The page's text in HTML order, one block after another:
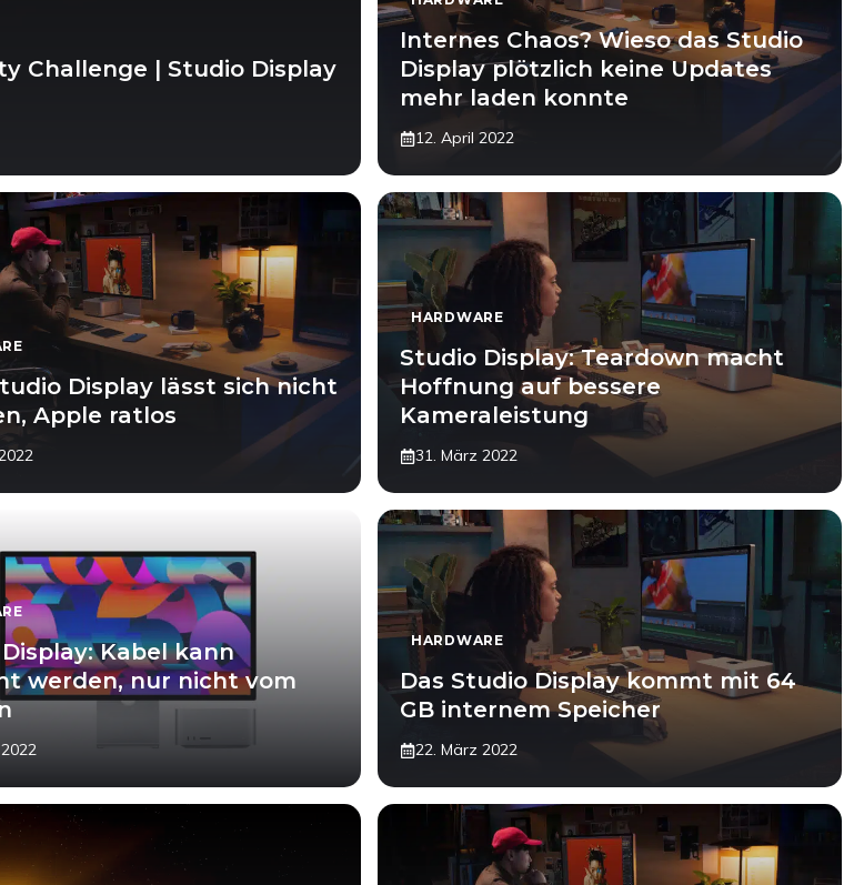
Challenge | Studio Display
Internes Chaos? Wieso das Studio
Display plötzlich keine Updates
mehr laden konnte
12. April 2022
Display lässt sich nicht
Apple ratlos
HARDWARE
Studio Display: Teardown macht
Hoffnung auf bessere
Kameraleistung
31. März 2022
Kabel kann
werden, nur nicht vom
HARDWARE
Das Studio Display kommt mit 64
GB internem Speicher
22. März 2022